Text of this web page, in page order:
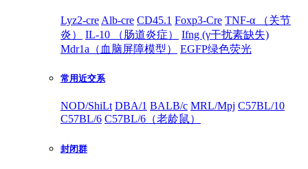
Lyz2-cre Alb-cre CD45.1 Foxp3-Cre TNF-α （关节
炎）
IL-10 （肠道炎症）
Ifng (γ干扰素缺失)
Mdr1a（血脑屏障模型）
EGFP绿色荧光
常用近交系
NOD/ShiLt DBA/1 BALB/c MRL/Mpj C57BL/10
C57BL/6 C57BL/6（老龄鼠）
封闭群